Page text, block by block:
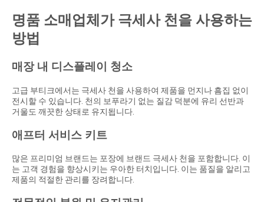
명품 소매업체가 극세사 천을 사용하는
방법
매장 내 디스플레이 청소
고급 부티크에서는 극세사 천을 사용하여 제품을 먼지나 흠집 없이
전시할 수 있습니다. 천의 보푸라기 없는 질감 덕분에 유리 선반과
거울도 깨끗한 상태로 유지됩니다.
애프터 서비스 키트
많은 프리미엄 브랜드는 포장에 브랜드 극세사 천을 포함합니다. 이
는 고객 경험을 향상시키는 우아한 터치입니다. 이는 품질을 알리고
제품의 적절한 관리를 장려합니다.